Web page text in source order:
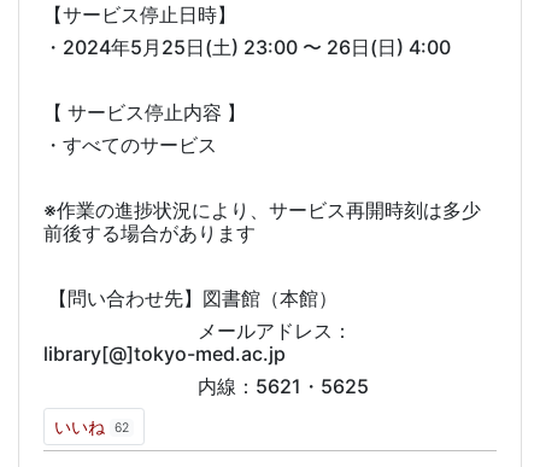
【サービス停止日時】
・2024年5月25日(土) 23:00 〜 26日(日) 4:00
【 サービス停止内容 】
・すべてのサービス
※作業の進捗状況により、サービス再開時刻は多少
前後する場合があります
【問い合わせ先】図書館（本館）
メールアドレス：
library[@]tokyo-med.ac.jp
内線：5621・5625
いいね 62